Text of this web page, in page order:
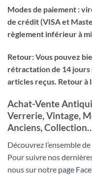
Modes de paiement :
de crédit (VISA et
règlement inférieur à
Retour: Vous pouvez
rétractation de 14 jours
articles reçus. Retour à
Achat-Vente
Verrerie, Vintage,
Anciens,
Découvrez l’ensemble
Pour suivre nos
nous sur notre page